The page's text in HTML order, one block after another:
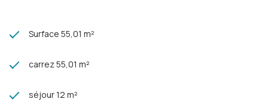
Surface 55,01 m²
carrez 55,01 m²
séjour 12 m²